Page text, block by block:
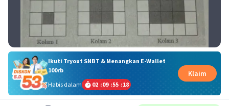
Ikuti Tryout SNBT & Menangkan E-Wallet
100rb
Habis dalam
02 :09 :55 :17
Klaim